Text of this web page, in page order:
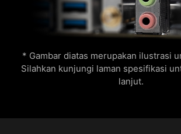
dan meningkatkan
* Gambar diatas merupakan ilustrasi
Silahkan kunjungi laman spesifikasi
lanjut.